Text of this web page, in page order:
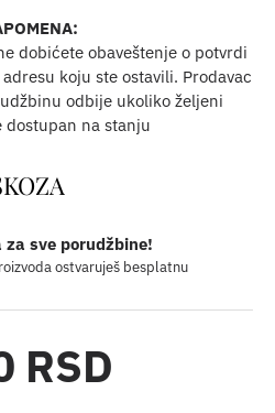
dobićete obaveštenje o potvrdi
koju ste ostavili. Prodavac
odbije ukoliko željeni
dostupan na stanju
sve porudžbine!
ostvaruješ besplatnu
RSD